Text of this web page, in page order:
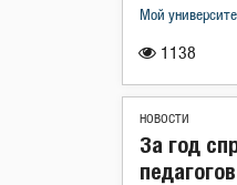
1138
Мой
НОВОСТИ
За год